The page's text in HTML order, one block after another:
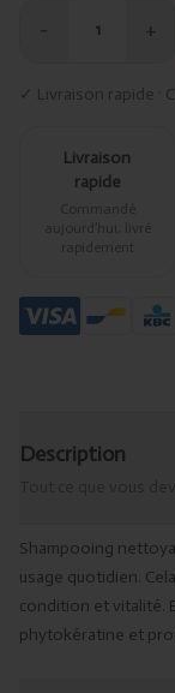
− 1 +
✓ Livraison rapide ·
Livraison
rapide
Commandé
aujourd’hui, livré
rapidement
Description
Shampooing
usage quotidien.
condition et vitalité.
phytokératine et